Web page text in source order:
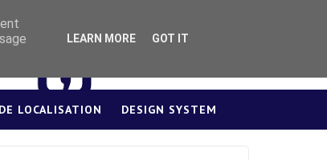
LOCALISATION DESIGN SYSTEM
LEARN MORE GOT IT